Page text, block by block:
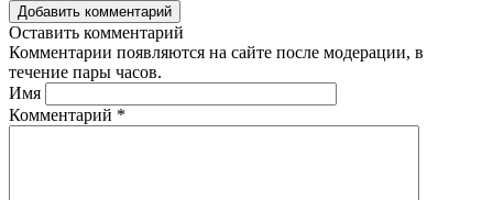
Добавить комментарий
Оставить комментарий
Комментарии появляются на сайте после модерации, в
течение пары часов.
Имя
Комментарий *